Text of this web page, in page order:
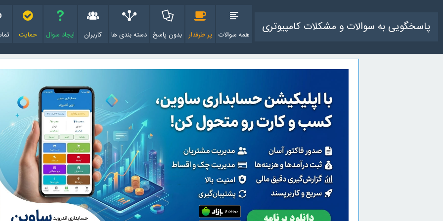
پاسخگویی به سوالات و مشکلات کامپیوتری همه سوالات پر طرفدار بدون پاسخ دسته بندی ها کاربران ایجاد سوال حمایت